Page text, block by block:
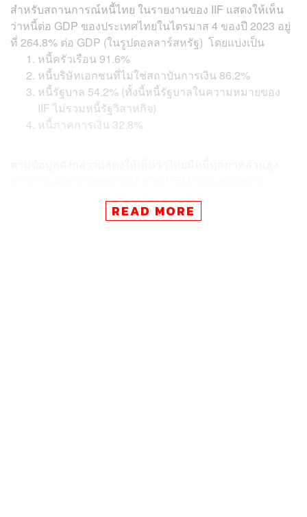
สำหรับสถานการณ์หนี้ไทย ในรายงานของ IIF แสดงให้เห็น
ว่าหนี้ต่อ GDP ของประเทศไทยในไตรมาส 4 ของปี 2023 อยู่
ที่ 264.8% ต่อ GDP (ในรูปดอลลาร์สหรัฐ) โดยแบ่งเป็น
หนี้ครัวเรือน 91.6%
หนี้บริษัทเอกชนที่ไม่ใช่สถาบันการเงิน 86.2%
หนี้รัฐบาล 54.2% (ทั้งนี้หนี้รัฐบาลในความหมายของ
IIF ไม่รวมหนี้รัฐวิสาหกิจ)
หนี้ภาคการเงิน 32.8%
READ MORE